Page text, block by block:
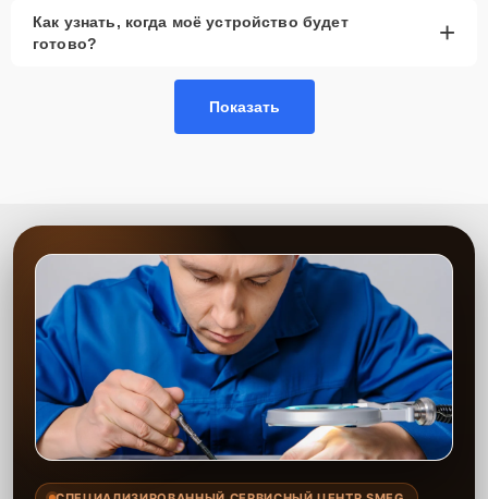
рассмотреть вариант с использованием
качественного аналога брендовой детали.
высококачественные запчасти, будь это 100% оригинал, или
надежные аналоги проверенных и зарекомендовавших себя
Позвонить по телефону горячей линии или
запросить обратный звонок через Форму заявки
для быстрого уточнения деталей.
Привезти устройство в ближайший центр или
передать аппарат курьеру службы доставки,
дождаться результатов диагностики и принять
решение.
Дождаться оповещения о готовности и забрать
устройство самостоятельно или воспользоваться
курьерской доставкой.
Как узнать, когда моё устройство будет
готово?
+
Показать